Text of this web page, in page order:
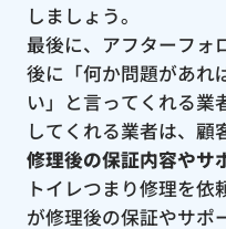
しましょう。
最後に、アフターフォ
後に「何か問題があれ
い」と言ってくれる業
してくれる業者は、顧
修理後の保証内容やサ
トイレつまり修理を
が修理後の保証やサポ